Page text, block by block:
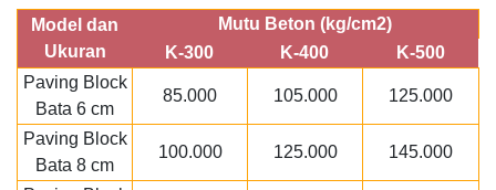
Model dan
Ukuran
Mutu Beton (kg/cm2)
K-300
K-400
K-500
Paving Block
Bata 6 cm
85.000 105.000 125.000
Paving Block
Bata 8 cm
100.000 125.000 145.000